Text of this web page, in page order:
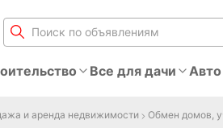
Все для дачи
и аренда недвижимости Обмен домов,